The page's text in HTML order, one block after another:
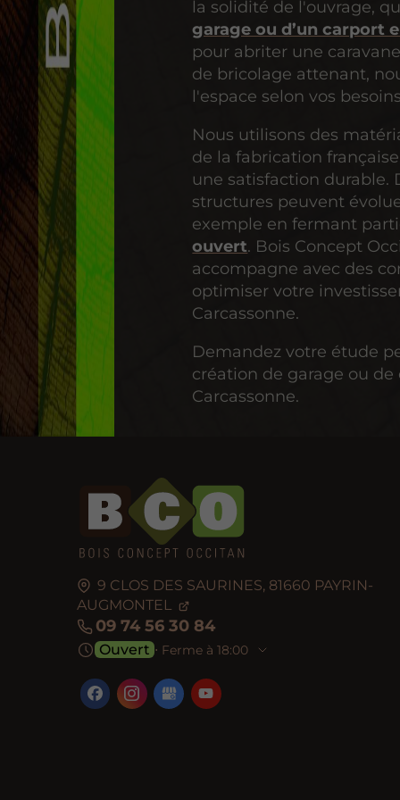
la solidité de l'ouvrage,
garage ou d’un carport
pour abriter une
de bricolage attenant,
l'espace selon vos
Nous utilisons des
de la fabrication
une satisfaction durable.
structures peuvent
exemple en fermant
ouvert. Bois Concept
accompagne avec des
optimiser votre
Carcassonne.
Demandez votre étude
création de garage ou de
Carcassonne.
9 CLOS DES SAURINES, 81660 PAYRIN-
AUGMONTEL
09 74 56 30 84
Ouvert ⋅ Ferme à 18:00